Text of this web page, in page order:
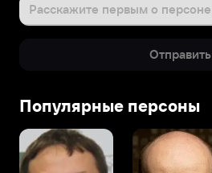
Расскажите первым о персоне
Отправить
Популярные персоны